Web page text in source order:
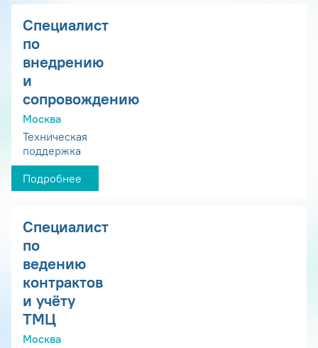
Специалист
по
внедрению
и
сопровождению
Москва
Техническая
поддержка
Подробнее
Специалист
по
ведению
контрактов
и учёту
ТМЦ
Москва